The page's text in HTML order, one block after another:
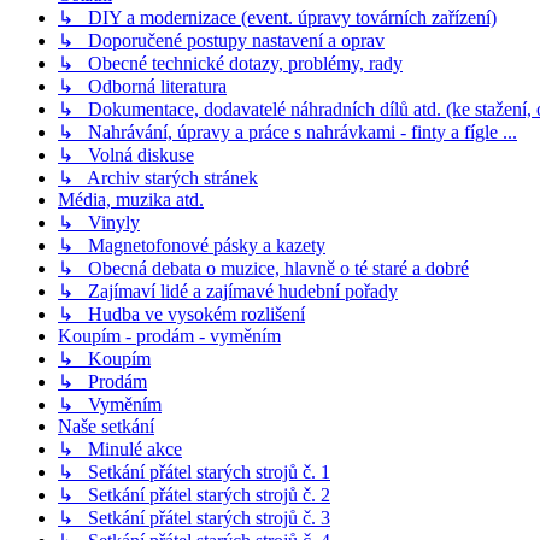
↳ DIY a modernizace (event. úpravy továrních zařízení)
↳ Doporučené postupy nastavení a oprav
↳ Obecné technické dotazy, problémy, rady
↳ Odborná literatura
↳ Dokumentace, dodavatelé náhradních dílů atd. (ke stažení,
↳ Nahrávání, úpravy a práce s nahrávkami - finty a fígle ...
↳ Volná diskuse
↳ Archiv starých stránek
Média, muzika atd.
↳ Vinyly
↳ Magnetofonové pásky a kazety
↳ Obecná debata o muzice, hlavně o té staré a dobré
↳ Zajímaví lidé a zajímavé hudební pořady
↳ Hudba ve vysokém rozlišení
Koupím - prodám - vyměním
↳ Koupím
↳ Prodám
↳ Vyměním
Naše setkání
↳ Minulé akce
↳ Setkání přátel starých strojů č. 1
↳ Setkání přátel starých strojů č. 2
↳ Setkání přátel starých strojů č. 3